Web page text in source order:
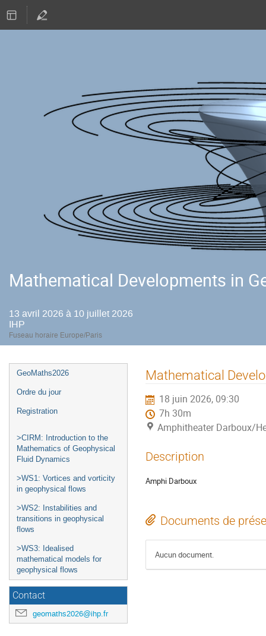
Mathematical Developments in
13 avril 2026 à 10 juillet 2026
IHP
Fuseau horaire Europe/Paris
Menu
de
GeoMaths2026
Ordre du jour
Registration
>CIRM: Introduction to the
Mathematics of Geophysical
Fluid Dynamics
>WS1: Vortices and vorticity
in geophysical flows
>WS2: Instabilities and
transitions in geophysical
flows
>WS3: Idealised
mathematical models for
geophysical flows
Contact
geomaths2026@ihp.fr
Mathematical
18 juin 2026, 09:30
7h 30m
Amphitheater Darboux/
Description
Amphi Darboux
Documents de
Aucun document.